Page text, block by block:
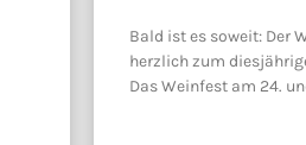
Bald ist es soweit: Der
herzlich zum
Das Weinfest am 24.